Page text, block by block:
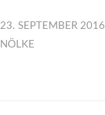
23. SEPTEMBER 2016
NÖLKE